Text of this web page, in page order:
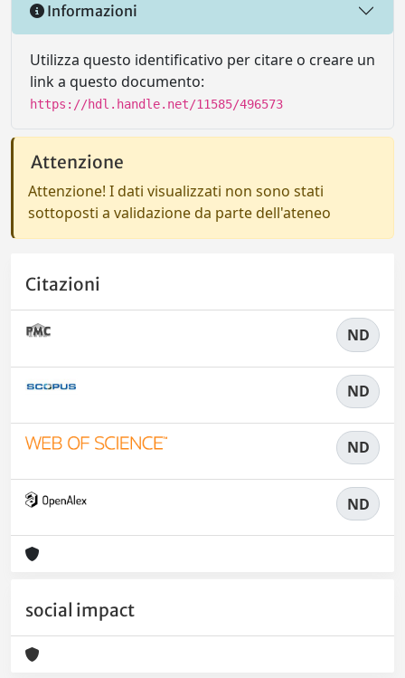
Informazioni
Utilizza questo identificativo per citare o creare un
link a questo documento:
https://hdl.handle.net/11585/496573
Attenzione
Attenzione! I dati visualizzati non sono stati
sottoposti a validazione da parte dell'ateneo
Citazioni
ND
ND
ND
ND
social impact